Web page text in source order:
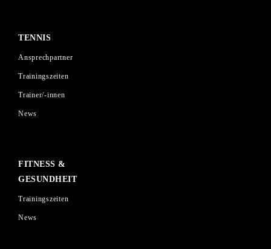
TENNIS
Ansprechpartner
Trainingszeiten
Trainer/-innen
News
FITNESS &
GESUNDHEIT
Trainingszeiten
News